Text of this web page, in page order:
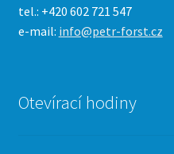
tel.: +420 602 721 547
e-mail: info@petr-forst.cz
Otevírací hodiny